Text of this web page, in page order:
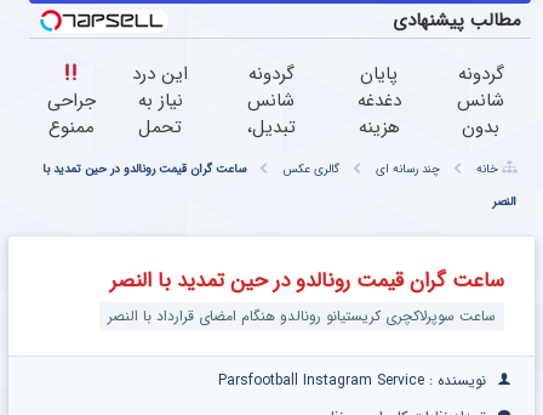
مطالب پیشنهادی
گردونه
شانس
بدون
PS5 تا
و بیت
پایان
دغدغه
هزینه
دندان
با پک
کننده
خانگی
گردونه
شانس
تبدیل،
جایزه
این درد
نیاز به
تحمل
زانو درد
جراحی
ممنوع
درمان
درد
خانه چند رسانه ای گالری عکس
ساعت گران قیمت رونالدو در حین تمدید با
النصر
ساعت گران قیمت رونالدو در حین تمدید با النصر
ساعت سوپرلاکچری کریستیانو رونالدو هنگام امضای قرارداد با النصر
نویسنده : Parsfootball Instagram Service